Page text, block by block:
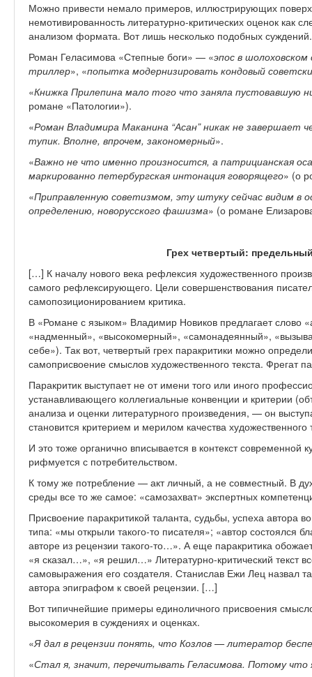
Можно привести немало примеров, иллюстрирующих
немотивированность литературно-критических оценок как
анализом формата. Вот лишь несколько подобных суждений.
Роман Геласимова «Степные боги» — «эпос в
триллер», «попытка модернизировать кондовый
«Книжка Прилепина мало того что заняла пустовавшую
романе «Патологии»).
«Роман Владимира Маканина “Асан” никак не завершает
тупик. Вполне, впрочем, закономерный».
«Важно не что именно произносится, а патрицианская
маркированно петербургская интонация говорящего» (о
«Приправленную советизмом, эту штуку сейчас видим в
определению, новорусского фашизма» (о романе
Грех четвертый:
[…] К началу нового века рефлексия художественного
самого рефлексирующего. Цели совершенствования
самопозиционированием критика.
В «Романе с языком» Владимир Новиков предлагает слово
«надменный», «высокомерный», «самонадеянный»,
себе»). Так вот, четвертый грех паракритики можно
самоприсвоение смыслов художественного текста. Фрегат
Паракритик выступает не от имени того или иного
устанавливающего коллегиальные конвенции и критерии
анализа и оценки литературного произведения, — он
становится критерием и мерилом качества художественного
И это тоже органично вписывается в контекст современной
рифмуется с потребительством.
К тому же потребление — акт личный, а не совместный. В
среды все то же самое: «самозахват» экспертных
Присвоение паракритикой таланта, судьбы, успеха автора
типа: «мы открыли такого-то писателя»; «автор состоялся
авторе из рецензии такого-то…». А еще паракритика
«я сказал…», «я решил…» Литературно-критический текст
самовыражения его создателя. Станислав Ежи Лец назвал
автора эпиграфом к своей рецензии. […]
Вот типичнейшие примеры единоличного присвоения
высокомерия в суждениях и оценках.
«Я дал в рецензии понять, что Козлов — литератор
«Стал я, значит, перечитывать Геласимова. Потому что